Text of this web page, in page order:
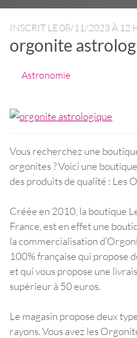
INSCRIT LE08/11/2023 À 12
orgonite
Astronomie
Vous recherchez une
orgonites ? Voici une
des produits de qualité : Les
Créée en 2010, la boutique
France, est en effet une
la commercialisation
100% française qui propose
et qui vous propose une
supérieur à 50 euros.
Le magasin propose deux
rayons. Vous avez les